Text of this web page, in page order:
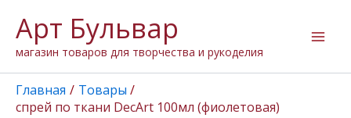
содержимому
Арт Бульвар
магазин товаров для творчества и рукоделия
Главная
Товары
спрей по ткани DecArt 100мл (фиолетовая)